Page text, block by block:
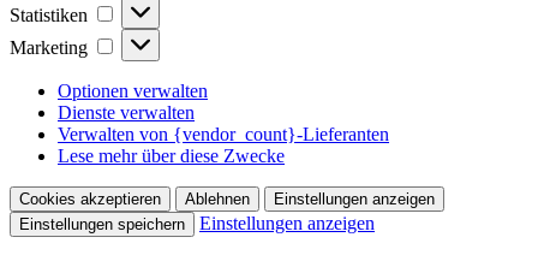
Statistiken Statistiken
Marketing Marketing
Optionen verwalten
Dienste verwalten
Verwalten von {vendor_count}-Lieferanten
Lese mehr über diese Zwecke
Cookies akzeptieren Ablehnen
Einstellungen anzeigen
Einstellungen speichern
Einstellungen anzeigen